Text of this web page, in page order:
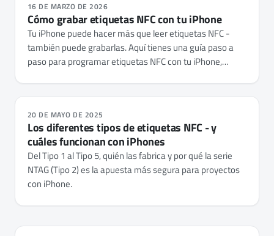
16 DE MARZO DE 2026
Cómo grabar etiquetas NFC con tu iPhone
Tu iPhone puede hacer más que leer etiquetas NFC -
también puede grabarlas. Aquí tienes una guía paso a
paso para programar etiquetas NFC con tu iPhone,
20 DE MAYO DE 2025
Los diferentes tipos de etiquetas NFC - y
cuáles funcionan con iPhones
Del Tipo 1 al Tipo 5, quién las fabrica y por qué la serie
NTAG (Tipo 2) es la apuesta más segura para proyectos
con iPhone.